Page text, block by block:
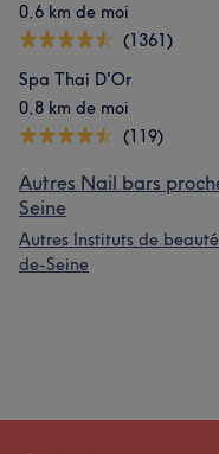
0,6 km de moi
(1361)
Spa Thai D'Or
0,8 km de moi
(119)
Autres Nail bars
Seine
Autres Instituts de
de-Seine